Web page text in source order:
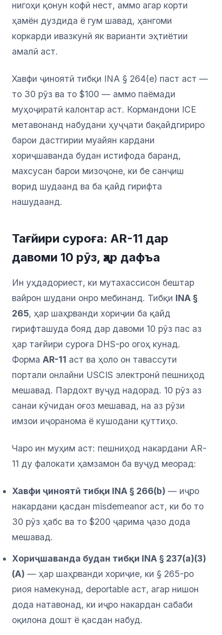
нигоҳи қонун кофӣ нест, аммо агар корти
ҳамён дуздида ё гум шавад, ҳангоми
коркарди ивазкунӣ як варианти эҳтиётии
амалӣ аст.
Хавфи ҷиноятӣ тибқи INA § 264(e) паст аст —
то 30 рӯз ва то $100 — аммо паёмади
муҳоҷиратӣ калонтар аст. Кормандони ICE
метавонанд набудани ҳуҷҷати бақайдгириро
барои дастгирии муайян кардани
хориҷшаванда будан истифода баранд,
махсусан барои мизоҷоне, ки бе санҷиш
ворид шудаанд ва ба қайд гирифта
нашудаанд.
Тағйири суроға: AR-11 дар
давоми 10 рӯз, ҳар дафъа
Ин уҳдадориест, ки мутахассисон бештар
вайрон шудани онро мебинанд. Тибқи INA §
265, ҳар шаҳрванди хориҷии ба қайд
гирифташуда бояд дар давоми 10 рӯз пас аз
ҳар тағйири суроға DHS-ро огоҳ кунад.
Форма AR-11 аст ва ҳоло он тавассути
портали онлайни USCIS электронӣ пешниҳод
мешавад. Пардохт вуҷуд надорад. 10 рӯз аз
санаи кӯчидан оғоз мешавад, на аз рӯзи
имзои иҷоранома ё кушодани қуттиҳо.
Чаро ин муҳим аст: пешниҳод накардани AR-
11 ду фалокати ҳамзамон ба вуҷуд меорад:
Хавфи ҷиноятӣ тибқи INA § 266(b) — иҷро
накардани қасдан misdemeanor аст, ки бо то
30 рӯз ҳабс ва то $200 ҷарима ҷазо дода
мешавад.
Хориҷшаванда будан тибқи INA § 237(a)(3)
(A) — ҳар шаҳрванди хориҷие, ки § 265-ро
риоя намекунад, deportable аст, агар нишон
дода натавонад, ки иҷро накардан сабаби
оқилона дошт ё қасдан набуд.